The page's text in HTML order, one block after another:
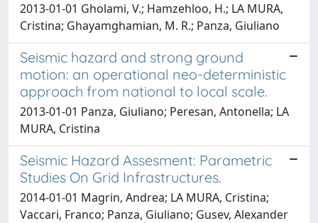
2013-01-01 Gholami, V.; Hamzehloo, H.; LA MURA,
Cristina; Ghayamghamian, M. R.; Panza, Giuliano
Seismic hazard and strong ground
motion: an operational neo-deterministic
approach from national to local scale.
2013-01-01 Panza, Giuliano; Peresan, Antonella; LA
MURA, Cristina
Seismic Hazard Assesment: Parametric
Studies On Grid Infrastructures.
2014-01-01 Magrin, Andrea; LA MURA, Cristina;
Vaccari, Franco; Panza, Giuliano; Gusev, Alexander